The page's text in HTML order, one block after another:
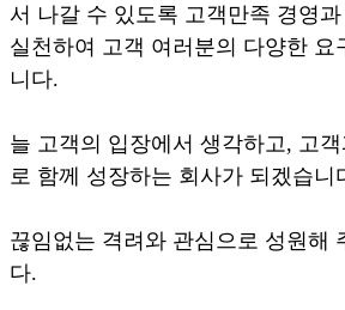
서 나갈 수 있도록 고객만족 경영
실천하여 고객 여러분의 다양한 요
니다.
늘 고객의 입장에서 생각하고, 고
로 함께 성장하는 회사가 되겠습니
끊임없는 격려와 관심으로 성원해
다.